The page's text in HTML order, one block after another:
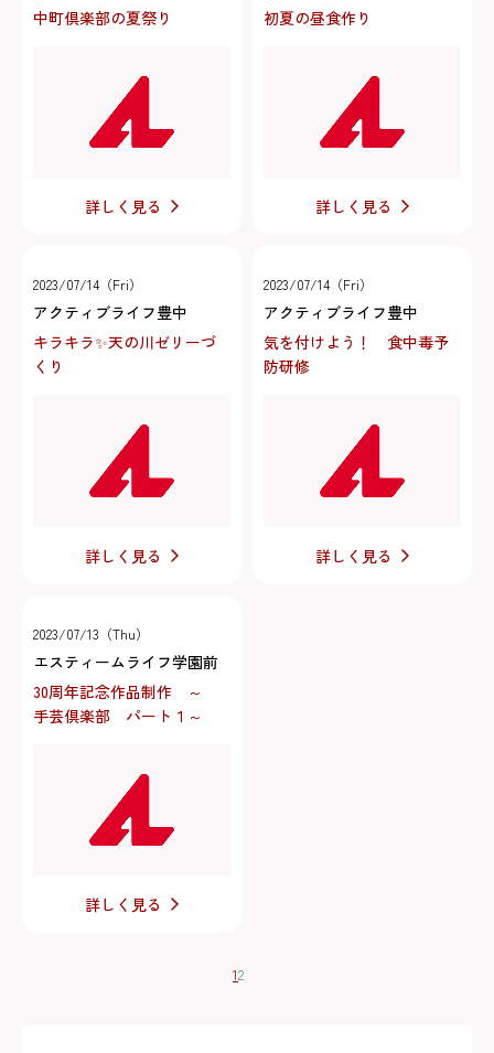
中町倶楽部の夏祭り
詳しく見る
初夏の昼食作り
詳しく見る
2023/07/14（Fri）
アクティブライフ豊中
キラキラ✨天の川ゼリーづ
くり
詳しく見る
2023/07/14（Fri）
アクティブライフ豊中
気を付けよう！ 食中毒予
防研修
詳しく見る
2023/07/13（Thu）
エスティームライフ学園前
30周年記念作品制作 ～
手芸倶楽部 パート１～
詳しく見る
12